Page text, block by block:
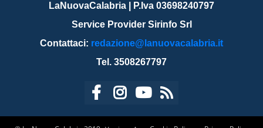
LaNuovaCalabria | P.Iva 03698240797
Service Provider Sirinfo Srl
Contattaci: redazione@lanuovacalabria.it
Tel. 3508267797